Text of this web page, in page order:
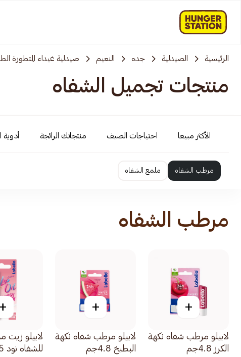
الرئيسية الصيدلية جده النعيم صيدلية غيداء المتطورة
منتجات تجميل الشفاه
الأكثر مبيعا احتياجات الصيف منتجاتك الرائجة أدوية
مرطب الشفاه ملمع الشفاه
مرطب الشفاه
+
لابيلو مرطب شفاه نكهة
الكرز 4.8جم
+
لابيلو مرطب شفاه نكهة
البطيخ 4.8جم
+
لابيلو زيت
للشفاه نود 5.5مل